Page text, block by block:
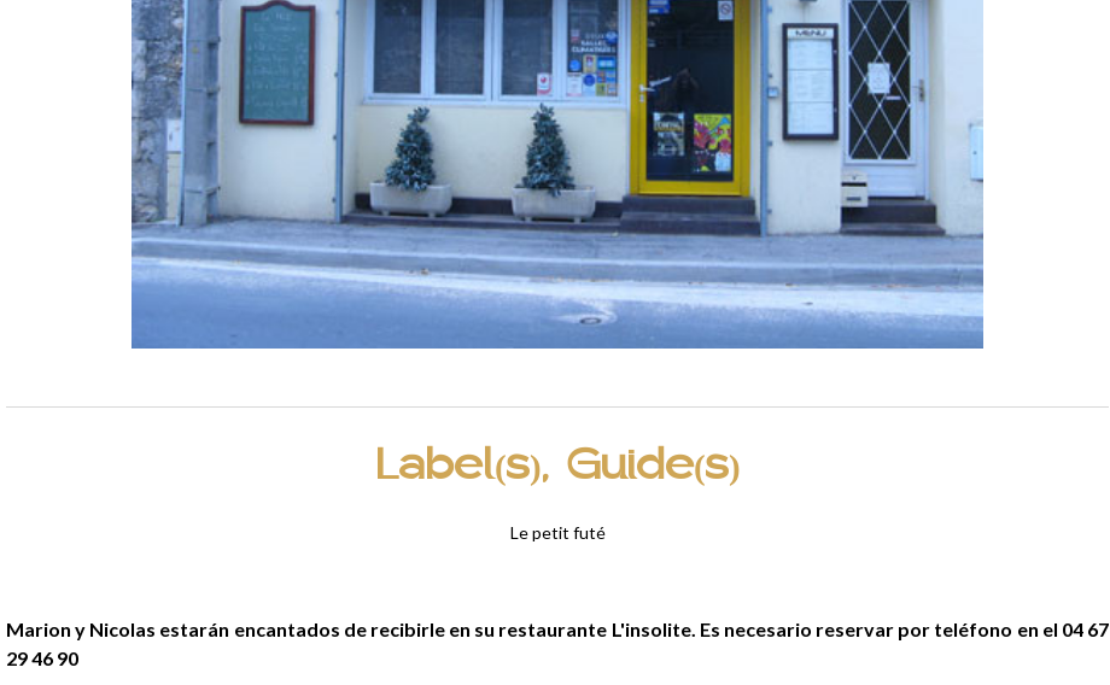
Label(s), Guide(s)
Le petit futé
Presentación
Marion y Nicolas estarán encantados de recibirle en su restaurante L'insolite. Es necesario reservar por teléfono en el 04 67
29 46 90